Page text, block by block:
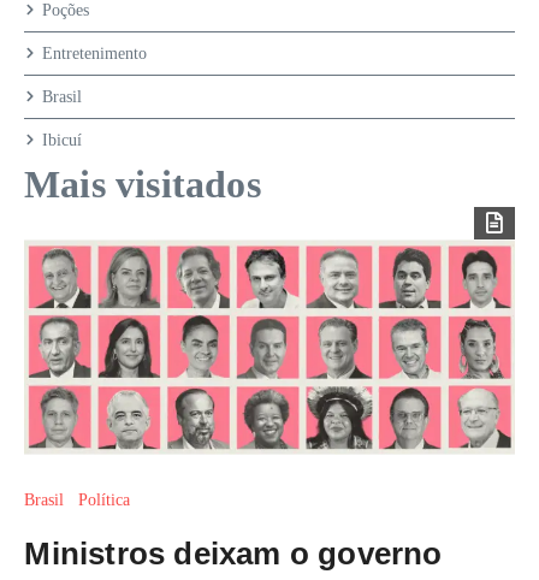
Poções
Entretenimento
Brasil
Ibicuí
Mais visitados
Brasil Política
Ministros deixam o governo